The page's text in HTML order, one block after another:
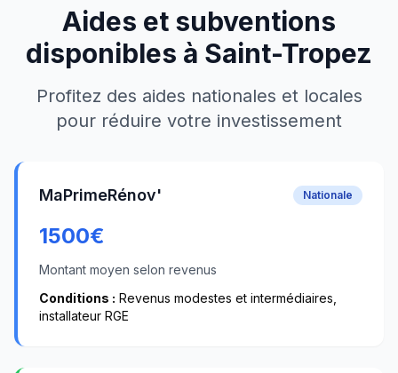
Aides et subventions
disponibles à Saint-Tropez
Profitez des aides nationales et locales
pour réduire votre investissement
MaPrimeRénov' Nationale
1500€
Montant moyen selon revenus
Conditions : Revenus modestes et intermédiaires,
installateur RGE